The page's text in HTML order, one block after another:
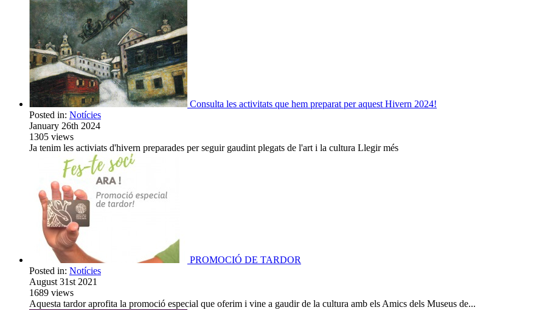
Consulta les activitats que hem preparat per aquest Hivern 2024!
Posted in: Notícies
January 26th 2024
1305 views
Ja tenim les activiats d'hivern preparades per seguir gaudint plegats de l'art i la cultura Llegir més
PROMOCIÓ DE TARDOR
Posted in: Notícies
August 31st 2021
1689 views
Aquesta tardor aprofita la promoció especial que oferim i vine a gaudir de la cultura amb els Amics dels Museus de...